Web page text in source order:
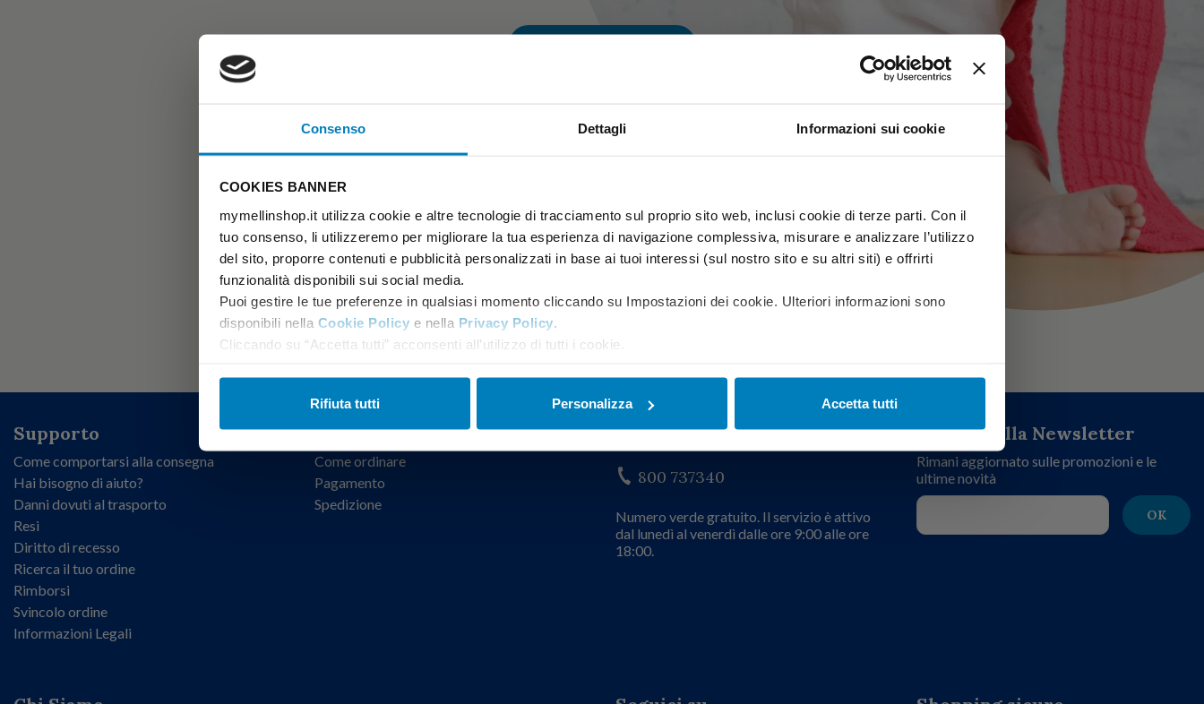
Consenso Dettagli Informazioni sui cookie
COOKIES BANNER
mymellinshop.it utilizza cookie e altre tecnologie di tracciamento sul proprio sito web, inclusi cookie di terze parti. Con il
tuo consenso, li utilizzeremo per migliorare la tua esperienza di navigazione complessiva, misurare e analizzare l’utilizzo
del sito, proporre contenuti e pubblicità personalizzati in base ai tuoi interessi (sul nostro sito e su altri siti) e offrirti
funzionalità disponibili sui social media.
Puoi gestire le tue preferenze in qualsiasi momento cliccando su Impostazioni dei cookie. Ulteriori informazioni sono
disponibili nella Cookie Policy e nella Privacy Policy.
Cliccando su “Accetta tutti” acconsenti all’utilizzo di tutti i cookie.
Rifiuta tutti Personalizza Accetta tutti
Iscriviti alla Newsletter
Rimani aggiornato sulle promozioni e le
ultime novità
OK
Supporto
Come comportarsi alla consegna
Hai bisogno di aiuto?
Danni dovuti al trasporto
Resi
Diritto di recesso
Ricerca il tuo ordine
Rimborsi
Svincolo ordine
Informazioni Legali
Informazioni utili
Come ordinare
Pagamento
Spedizione
Servizio clienti
800 737340
Numero verde gratuito. Il servizio è attivo
dal lunedì al venerdì dalle ore 9:00 alle ore
18:00.